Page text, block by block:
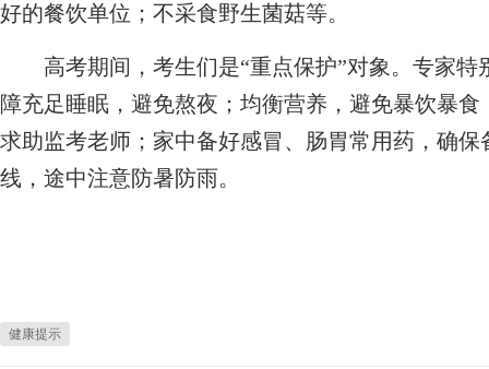
好的餐饮单位；不采食野生菌菇等。
高考期间，考生们是“重点保护”对象。专家特
障充足睡眠，避免熬夜；均衡营养，避免暴饮暴
求助监考老师；家中备好感冒、肠胃常用药，确
线，途中注意防暑防雨。
健康提示